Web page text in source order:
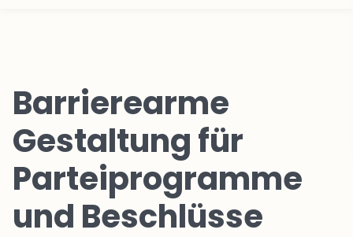
Barrierearme
Gestaltung für
Parteiprogramme
und Beschlüsse